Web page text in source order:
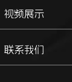
视频展示
联系我们